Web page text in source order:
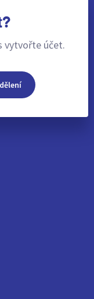
vytvořte účet.